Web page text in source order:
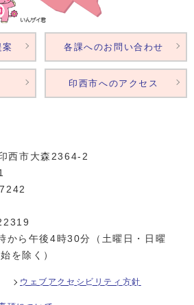
市大森2364‐2
から午後4時30分（土曜日・日曜
を除く）
ウェブアクセシビリティ方針
各課へのお問い合わせ
印西市へのアクセス